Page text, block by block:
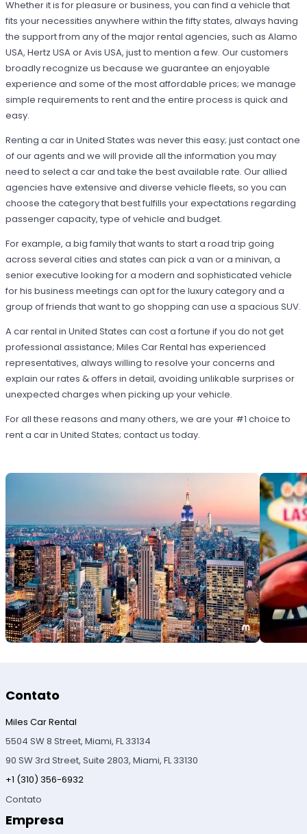
Whether it is for pleasure or business, you can find a vehicle that
fits your necessities anywhere within the fifty states, always having
the support from any of the major rental agencies, such as Alamo
USA, Hertz USA or Avis USA, just to mention a few. Our customers
broadly recognize us because we guarantee an enjoyable
experience and some of the most affordable prices; we manage
simple requirements to rent and the entire process is quick and
easy.
Renting a car in United States was never this easy; just contact one
of our agents and we will provide all the information you may
need to select a car and take the best available rate. Our allied
agencies have extensive and diverse vehicle fleets, so you can
choose the category that best fulfills your expectations regarding
passenger capacity, type of vehicle and budget.
For example, a big family that wants to start a road trip going
across several cities and states can pick a van or a minivan, a
senior executive looking for a modern and sophisticated vehicle
for his business meetings can opt for the luxury category and a
group of friends that want to go shopping can use a spacious SUV.
A car rental in United States can cost a fortune if you do not get
professional assistance; Miles Car Rental has experienced
representatives, always willing to resolve your concerns and
explain our rates & offers in detail, avoiding unlikable surprises or
unexpected charges when picking up your vehicle.
For all these reasons and many others, we are your #1 choice to
rent a car in United States; contact us today.
Contato
Miles Car Rental
5504 SW 8 Street, Miami, FL 33134
90 SW 3rd Street, Suite 2803, Miami, FL 33130
+1 (310) 356-6932
Contato
Empresa